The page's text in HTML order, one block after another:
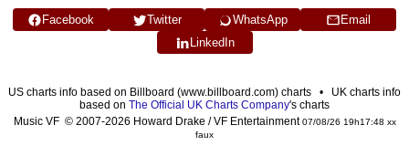
Facebook Twitter WhatsApp
Email
LinkedIn
US charts info based on Billboard (www.billboard.com) charts • UK charts info
based on The Official UK Charts Company's charts
Music VF © 2007-2026 Howard Drake / VF Entertainment07/08/26 19h17:48 xx
faux